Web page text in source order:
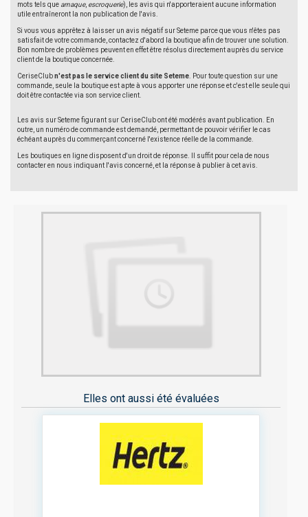
mots tels que arnaque, escroquerie), les avis qui n'apporteraient aucune information
utile entraîneront la non publication de l'avis.
Si vous vous apprêtez à laisser un avis négatif sur Seteme parce que vous n'êtes pas
satisfait de votre commande, contactez d'abord la boutique afin de trouver une solution.
Bon nombre de problèmes peuvent en effet être résolus directement auprès du service
client de la boutique concernée.
CeriseClubn'est pas le service client du site Seteme . Pour toute question sur une
commande, seule la boutique est apte à vous apporter une réponse et c'est elle seule qui
doit être contactée via son service client.
Les avis sur Seteme figurant sur CeriseClub ont été modérés avant publication. En
outre, un numéro de commande est demandé, permettant de pouvoir vérifier le cas
échéant auprès du commerçant concerné l'existence réelle de la commande.
Les boutiques en ligne disposent d'un droit de réponse. Il suffit pour cela de nous
contacter en nous indiquant l'avis concerné, et la réponse à publier à cet avis.
Elles ont aussi été évaluées